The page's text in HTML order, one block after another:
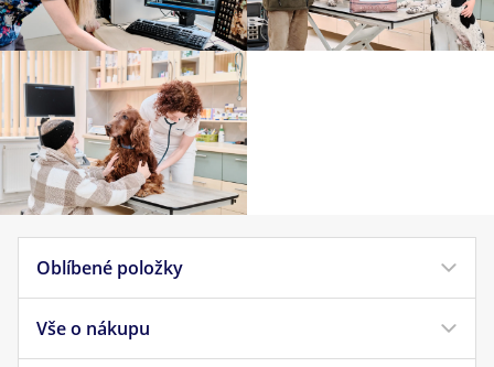
Oblíbené položky
Krmivo pro psy
Vše o nákupu